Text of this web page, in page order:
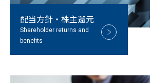
配当方針・株主還元
Shareholder returns and
benefits